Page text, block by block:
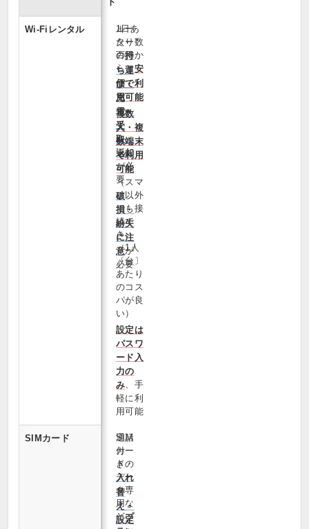
Wi‑Fiレンタル
1日あ
たり数
百円か
らと安
価で利
用可能
複数
人・複
数端末
で利用
可能
（スマ
ホ以外
でも接
続で
き、
（1人
〔台〕
あたり
のコス
パが良
い）
設定は
パスワ
ード入
力の
み、手
軽に利
用可能
ルー
ター
の持
ち運
び・
充
電・
受
取・
返却
が必
要
破
損・
紛失
に注
意が
必要
SIMカード
通話
付
き・
デー
タ専
用な
どプ
SIM
カー
ドの
入れ
替
え・
設定